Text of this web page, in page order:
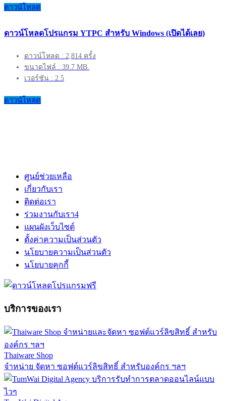
ดาวน์โหลด
ดาวน์โหลดโปรแกรม YTPC สำหรับ Windows (เปิดได้เลย)
ดาวน์โหลด : 2,814 ครั้ง
ขนาดไฟล์ : 39.7 MB.
เวอร์ชัน : 2.5
ดาวน์โหลด
ศูนย์ช่วยเหลือ
เกี่ยวกับเรา
ติดต่อเรา
ร่วมงานกับเรา4
แผนผังเว็บไซต์
ตั้งค่าความเป็นส่วนตัว
นโยบายความเป็นส่วนตัว
นโยบายคุกกี้
บริการของเรา
Thaiware Shop
จำหน่าย จัดหา ซอฟต์แวร์ลิขสิทธิ์ สำหรับองค์กร ฯลฯ